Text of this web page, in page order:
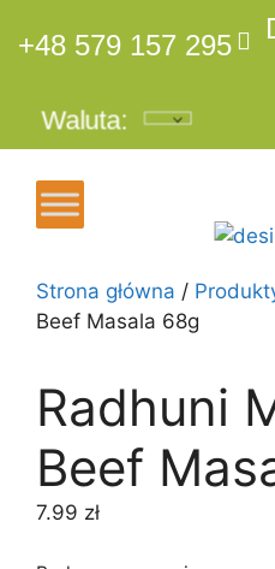
+48 579 157 295
Waluta:
Strona główna /
Beef Masala 68g
Radhuni
Beef
7.99 zł